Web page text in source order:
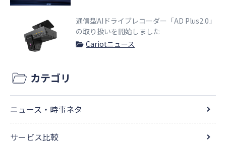
通信型AIドライブレコーダー「AD Plus2.0」
の取り扱いを開始しました
Cariotニュース
カテゴリ
ニュース・時事ネタ
サービス比較